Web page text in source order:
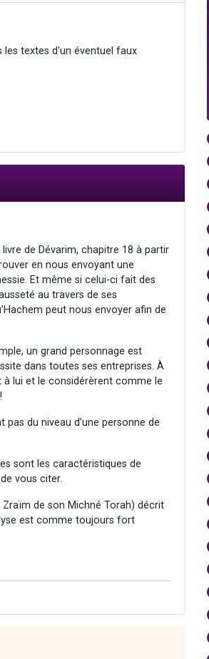
les textes d'un éventuel faux
de Dévarim, chapitre 18 à partir
en nous envoyant une
Et même si celui-ci fait des
au travers de ses
peut nous envoyer afin de
un grand personnage est
dans toutes ses entreprises. À
à lui et le considérèrent comme le
du niveau d’une personne de
sont les caractéristiques de
vous citer.
de son Michné Torah) décrit
est comme toujours fort